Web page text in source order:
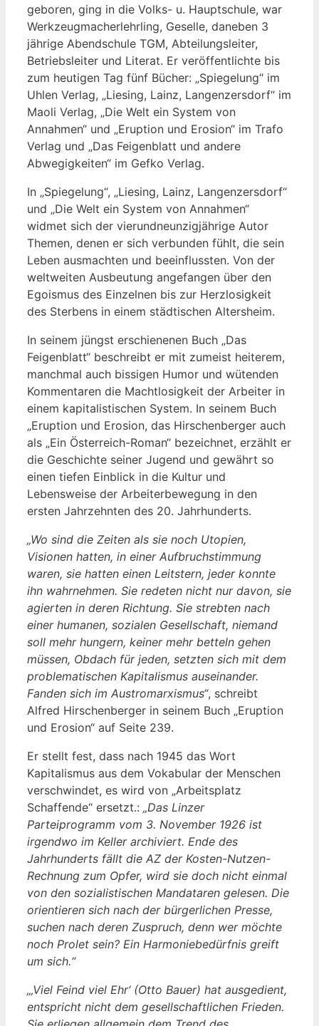
geboren, ging in die Volks- u. Hauptschule, war
Werkzeugmacherlehrling, Geselle, daneben 3
jährige Abendschule TGM, Abteilungsleiter,
Betriebsleiter und Literat. Er veröffentlichte bis
zum heutigen Tag fünf Bücher: „Spiegelung“ im
Uhlen Verlag, „Liesing, Lainz, Langenzersdorf“ im
Maoli Verlag, „Die Welt ein System von
Annahmen“ und „Eruption und Erosion“ im Trafo
Verlag und „Das Feigenblatt und andere
Abwegigkeiten“ im Gefko Verlag.
In „Spiegelung“, „Liesing, Lainz, Langenzersdorf“
und „Die Welt ein System von Annahmen“
widmet sich der vierundneunzigjährige Autor
Themen, denen er sich verbunden fühlt, die sein
Leben ausmachten und beeinflussten. Von der
weltweiten Ausbeutung angefangen über den
Egoismus des Einzelnen bis zur Herzlosigkeit
des Sterbens in einem städtischen Altersheim.
In seinem jüngst erschienenen Buch „Das
Feigenblatt“ beschreibt er mit zumeist heiterem,
manchmal auch bissigen Humor und wütenden
Kommentaren die Machtlosigkeit der Arbeiter in
einem kapitalistischen System. In seinem Buch
„Eruption und Erosion, das Hirschenberger auch
als „Ein Österreich-Roman“ bezeichnet, erzählt er
die Geschichte seiner Jugend und gewährt so
einen tiefen Einblick in die Kultur und
Lebensweise der Arbeiterbewegung in den
ersten Jahrzehnten des 20. Jahrhunderts.
„Wo sind die Zeiten als sie noch Utopien,
Visionen hatten, in einer Aufbruchstimmung
waren, sie hatten einen Leitstern, jeder konnte
ihn wahrnehmen. Sie redeten nicht nur davon, sie
agierten in deren Richtung. Sie strebten nach
einer humanen, sozialen Gesellschaft, niemand
soll mehr hungern, keiner mehr betteln gehen
müssen, Obdach für jeden, setzten sich mit dem
problematischen Kapitalismus auseinander.
Fanden sich im Austromarxismus“, schreibt
Alfred Hirschenberger in seinem Buch „Eruption
und Erosion“ auf Seite 239.
Er stellt fest, dass nach 1945 das Wort
Kapitalismus aus dem Vokabular der Menschen
verschwindet, es wird von „Arbeitsplatz
Schaffende“ ersetzt.: „Das Linzer
Parteiprogramm vom 3. November 1926 ist
irgendwo im Keller archiviert. Ende des
Jahrhunderts fällt die AZ der Kosten-Nutzen-
Rechnung zum Opfer, wird sie doch nicht einmal
von den sozialistischen Mandataren gelesen. Die
orientieren sich nach der bürgerlichen Presse,
suchen nach deren Zuspruch, denn wer möchte
noch Prolet sein? Ein Harmoniebedürfnis greift
um sich.“
„‚Viel Feind viel Ehr‘ (Otto Bauer) hat ausgedient,
entspricht nicht dem gesellschaftlichen Frieden.